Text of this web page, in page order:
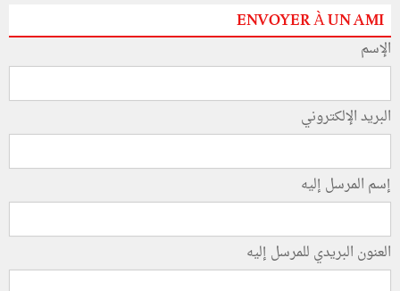
ENVOYER À UN AMI
الإسم
البريد الإلكتروني
إسم المرسل إليه
العنون البريدي للمرسل إليه